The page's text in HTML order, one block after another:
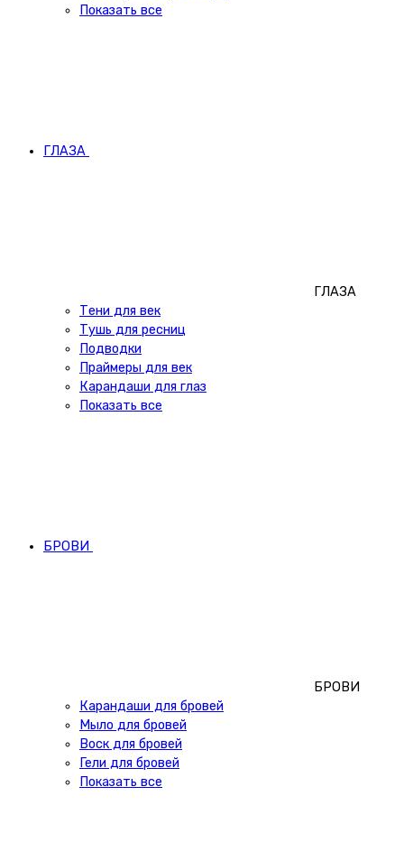
Показать все
ГЛАЗА
ГЛАЗА
Тени для век
Тушь для ресниц
Подводки
Праймеры для век
Карандаши для глаз
Показать все
БРОВИ
БРОВИ
Карандаши для бровей
Мыло для бровей
Воск для бровей
Гели для бровей
Показать все